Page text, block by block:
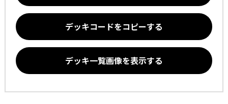
デッキコードをコピーする
デッキ一覧画像を表示する